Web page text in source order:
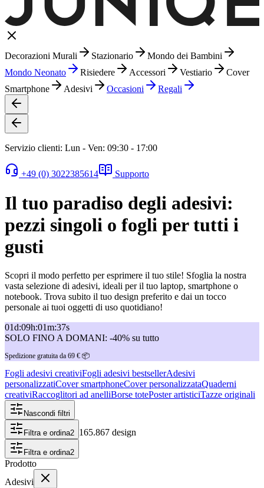
Decorazioni Murali Stazionario
Mondo dei Bambini
Mondo Neonato
Risiedere Accessori Vestiario
Cover
Smartphone
Adesivi Occasioni Regali
Servizio clienti: Lun - Ven: 09:30 - 17:00
+49 (0) 3022385614 Supporto
Il tuo paradiso degli adesivi:
pezzi singoli o fogli per tutti i
gusti
Scopri il modo perfetto per esprimere il tuo stile! Sfoglia la nostra
vasta selezione di adesivi, ideali per il tuo laptop, smartphone o
notebook. Trova subito il tuo design preferito e dai un tocco
personale ai tuoi oggetti di uso quotidiano!
01d:09h:01m:37s
SOLO FINO A DOMANI: -40% su tutto
Spedizione gratuita da 69 € 📦
Fogli adesivi creativiFogli adesivi bestsellerAdesivi
personalizzatiCover smartphoneCover personalizzataQuaderni
creativiRaccoglitori ad anelliBorse totePoster artisticiTazze originali
Nascondi filtri
Filtra e ordina2 165.867 design
Filtra e ordina2
Prodotto
Adesivi